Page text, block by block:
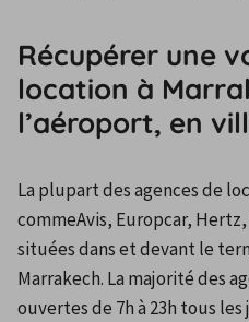
Récupérer une
location à
l’aéroport, en
La plupart des agences de
commeAvis, Europcar,
situées dans et devant le
Marrakech. La majorité des
ouvertes de 7h à 23h tous les